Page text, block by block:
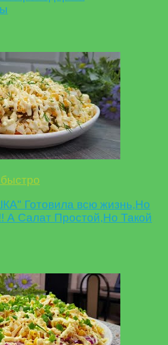
Готовила всю жизнь,Но
А Салат Простой,Но Такой